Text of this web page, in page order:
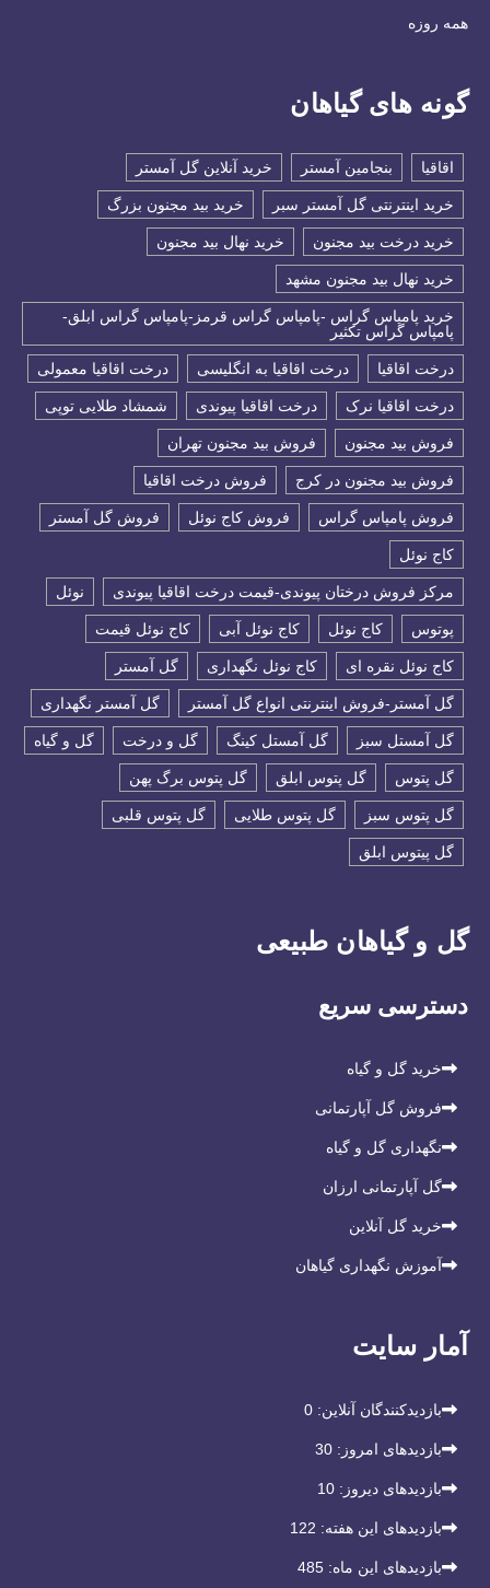
همه روزه
گونه های گیاهان
اقاقیا بنجامین آمستر خرید آنلاین گل آمستر
خرید اینترنتی گل آمستر سبر خرید بید مجنون بزرگ
خرید درخت بید مجنون خرید نهال بید مجنون
خرید نهال بید مجنون مشهد
خرید پامپاس گراس -پامپاس گراس قرمز-پامپاس گراس ابلق-
پامپاس گراس تکثیر
درخت اقاقیا درخت اقاقیا به انگلیسی درخت اقاقیا معمولی
درخت اقاقیا نرک درخت اقاقیا پیوندی شمشاد طلایی توپی
فروش بید مجنون فروش بید مجنون تهران
فروش بید مجنون در کرج فروش درخت اقاقیا
فروش پامپاس گراس فروش کاج نوئل فروش گل آمستر
كاج نوئل
مرکز فروش درختان پیوندی-قیمت درخت اقاقیا پیوندی نوئل
پوتوس کاج نوئل کاج نوئل آبی کاج نوئل قیمت
کاج نوئل نقره ای کاج نوئل نگهداری گل آمستر
گل آمستر-فروش اینترنتی انواع گل آمستر گل آمستر نگهداری
گل آمستل سبز گل آمستل کینگ گل و درخت گل و گیاه
گل پتوس گل پتوس ابلق گل پتوس برگ پهن
گل پتوس سبز گل پتوس طلایی گل پتوس قلبی
گل پیتوس ابلق
گل و گیاهان طبیعی
دسترسی سریع
خرید گل و گیاه
فروش گل آپارتمانی
نگهداری گل و گیاه
گل آپارتمانی ارزان
خرید گل آنلاین
آموزش نگهداری گیاهان
آمار سایت
بازدیدکنندگان آنلاین: 0
بازدیدهای امروز: 30
بازدیدهای دیروز: 10
بازدیدهای این هفته: 122
بازدیدهای این ماه: 485